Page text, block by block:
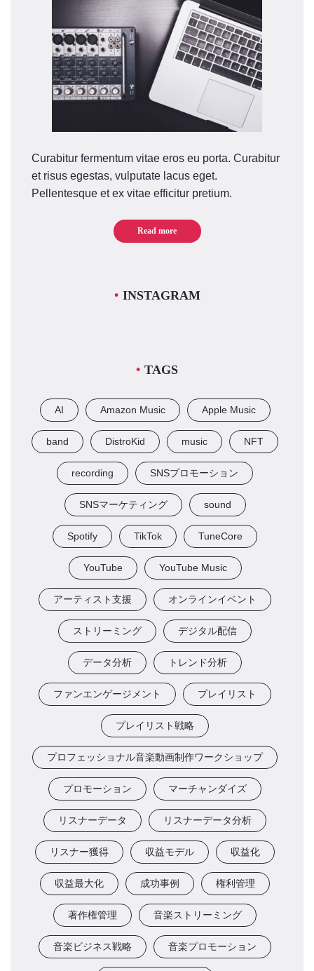
Curabitur fermentum vitae eros eu porta. Curabitur
et risus egestas, vulputate lacus eget.
Pellentesque et ex vitae efficitur pretium.
Read more
INSTAGRAM
TAGS
AI Amazon Music Apple Music
band DistroKid music NFT
recording SNSプロモーション
SNSマーケティング sound
Spotify TikTok TuneCore
YouTube YouTube Music
アーティスト支援 オンラインイベント
ストリーミング デジタル配信
データ分析 トレンド分析
ファンエンゲージメント プレイリスト
プレイリスト戦略
プロフェッショナル音楽動画制作ワークショップ
プロモーション マーチャンダイズ
リスナーデータ リスナーデータ分析
リスナー獲得 収益モデル 収益化
収益最大化 成功事例 権利管理
著作権管理 音楽ストリーミング
音楽ビジネス戦略 音楽プロモーション